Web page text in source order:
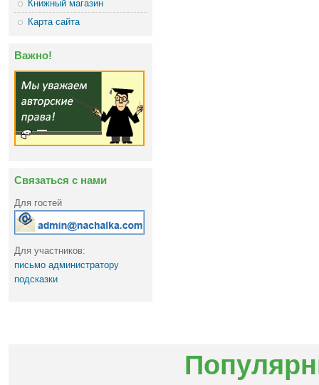
Книжный магазин
Карта сайта
Важно!
Связаться с нами
Для гостей
Для участников:
письмо администратору
подсказки